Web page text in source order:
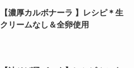
【大葉のパスタ】レシピ＊大葉好
きの為のパスタ